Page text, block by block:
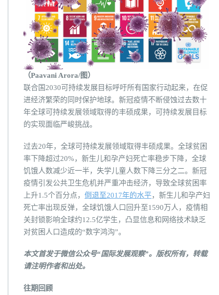
（Paavani Arora/图）
联合国2030可持续发展目标呼吁所有国家行动起来，在促
进经济繁荣的同时保护地球。新冠疫情不断侵蚀过去数十
年全球可持续发展领域取得的丰硕成果，可持续发展目标
的实现面临严峻挑战。
过去20年，全球可持续发展领域取得丰硕成果。全球贫困
率下降超过20%，新生儿和孕产妇死亡率稳步下降，全球
饥饿人数减少近一半，失学儿童人数下降三分之二。新冠
疫情引发公共卫生危机并严重冲击经济，导致全球贫困率
上升1.5个百分点， 倒退至2017年的水平，新生儿和孕产妇
死亡率出现反弹，全球饥饿人口回升至1590万人，疫情相
关封锁影响全球约12.5亿学生，凸显信息和网络技术缺乏
对贫困人口造成的“数字鸿沟”。
本文首发于微信公众号“国际发展观察”。版权所有，转载
请注明作者和出处。
往期回顾